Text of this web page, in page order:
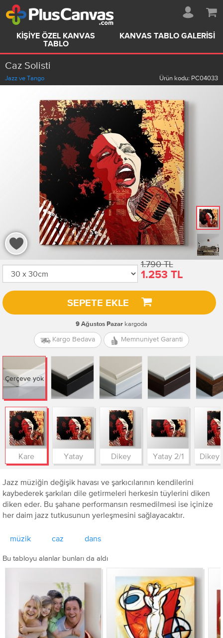
KIŞIYE ÖZEL KANVAS
TABLO
KANVAS TABLO GALERISI
Caz Solisti
Jazz ve Tango Ürün kodu: PC04033
1.790 TL
1.253 TL
SEPETE EKLE
9 Ağustos Pazar kargoda
Kargo Bedava Memnuniyet Garanti
Çerçeve yok
Kare Yatay Dikey Yatay 2/1 Dikey
Jazz müziğin değişik havası ve şarkıcılarının kendilerini
kaybederek şarkıları dile getirmeleri herkesin tüylerini diken
diken eder. Bu şahane performansın resmedilmesi ise içinize
her daim jazz tutkusunun yerleşmesini sağlayacaktır.
müzik caz dans
Bu tabloyu alanlar bunları da aldı